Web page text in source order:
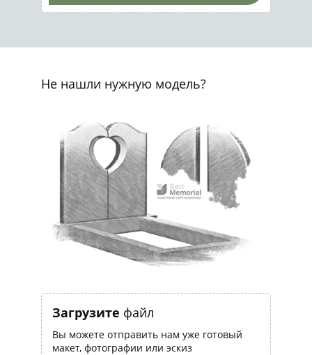
Не нашли нужную модель?
Загрузите файл
Вы можете отправить нам уже готовый
макет, фотографии или эскиз